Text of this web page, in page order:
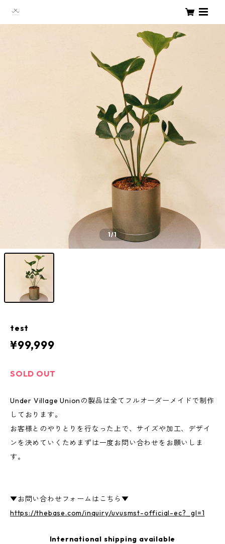
1/1
test
¥99,999
SOLD OUT
Under Village Unionの製品は全てフルオーダーメイドで制作
しております。
お客様とのやりとりを行なった上で、サイズや加工、デザイ
ンを決めていくためまずは一度お問い合わせをお願いしま
す。
▼お問い合わせフォームはこちら▼
https://thebase.com/inquiry/uvusmst-official-ec?_gl=1
International shipping available